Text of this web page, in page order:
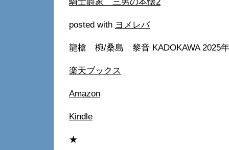
騎士爵家 三男の本懐2
posted with ヨメレバ
龍槍 椀/桑島 黎音 KADOKAWA 2025
楽天ブックス
Amazon
Kindle
★